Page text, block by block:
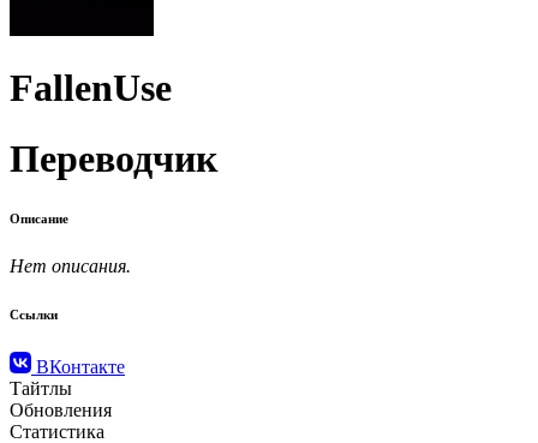
FallenUse
Переводчик
Описание
Нет описания.
Ссылки
ВКонтакте
Тайтлы
Обновления
Статистика